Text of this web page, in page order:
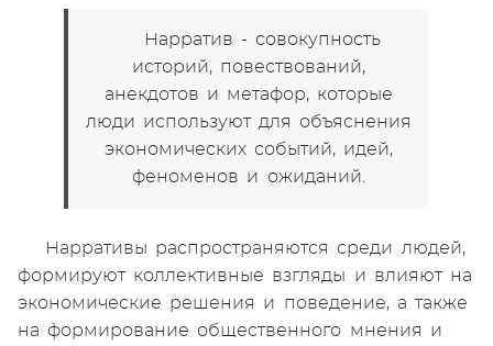
Нарратив - совокупность
историй, повествований,
анекдотов и метафор, которые
люди используют для объяснения
экономических событий, идей,
феноменов и ожиданий.
Нарративы распространяются среди людей,
формируют коллективные взгляды и влияют на
экономические решения и поведение, а также
на формирование общественного мнения и